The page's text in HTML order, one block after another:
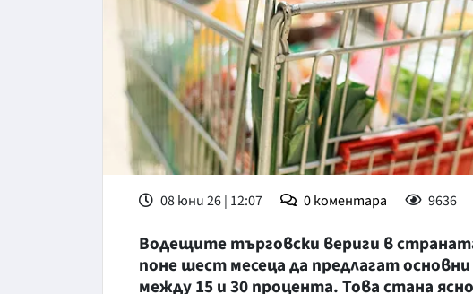
08 юни 26 | 12:07 0коментара 9636
Водещите търговски вериги в
поне шест месеца да предлагат
между 15 и 30 процента. Това стана